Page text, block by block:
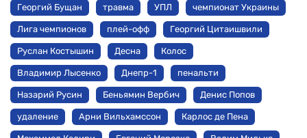
Георгий Бущан травма УПЛ чемпионат Украины
Лига чемпионов плей-офф Георгий Цитаишвили
Руслан Костышин Десна Колос
Владимир Лысенко Днепр-1 пенальти
Назарий Русин Беньямин Вербич Денис Попов
удаление Арни Вильхамссон Карлос де Пена